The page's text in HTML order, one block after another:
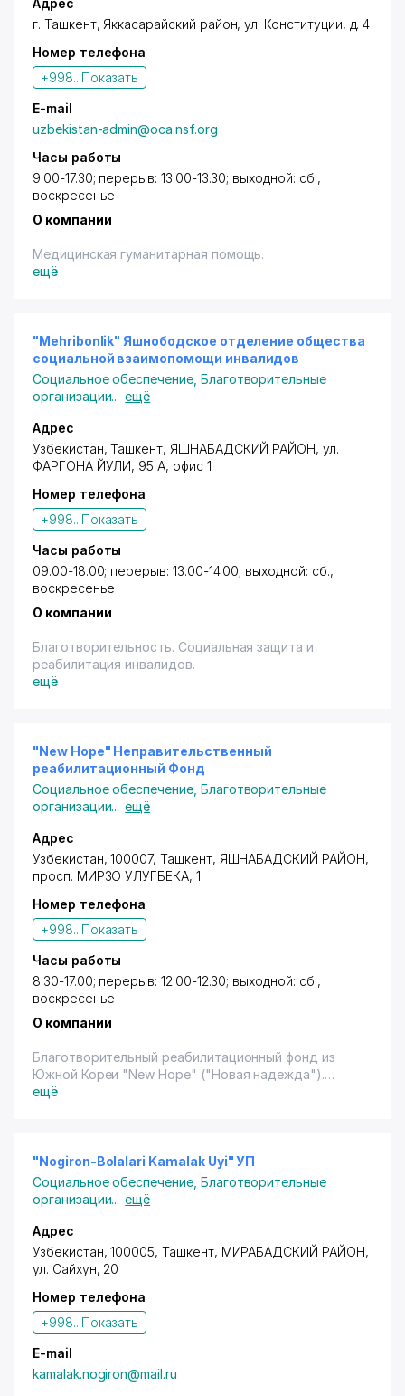
Адрес
г. Ташкент, Яккасарайский район,ул. Конституции, д. 4
Номер телефона
+998...Показать
E-mail
uzbekistan-admin@oca.nsf.org
Часы работы
9.00-17.30; перерыв: 13.00-13.30; выходной: сб.,
воскресенье
О компании
Медицинская гуманитарная помощь.
ещё
"Mehribonlik" Яшнободское отделение общества
социальной взаимопомощи инвалидов
Социальное обеспечение, Благотворительные
организации... ещё
Адрес
Узбекистан,Ташкент, ЯШНАБАДСКИЙ РАЙОН, ул.
ФАРГОНА ЙУЛИ, 95 А, офис 1
Номер телефона
+998...Показать
Часы работы
09.00-18.00; перерыв: 13.00-14.00; выходной: сб.,
воскресенье
О компании
Благотворительность. Социальная защита и
реабилитация инвалидов.
ещё
"New Hope" Неправительственный
реабилитационный Фонд
Социальное обеспечение, Благотворительные
организации... ещё
Адрес
Узбекистан, 100007, Ташкент, ЯШНАБАДСКИЙ РАЙОН,
просп. МИРЗО УЛУГБЕКА, 1
Номер телефона
+998...Показать
Часы работы
8.30-17.00; перерыв: 12.00-12.30; выходной: сб.,
воскресенье
О компании
Благотворительный реабилитационный фонд из
Южной Кореи "New Hope" ("Новая надежда").
Протезно - ортопедические изделия.
ещё
"Nogiron-Bolalari Kamalak Uyi" УП
Социальное обеспечение, Благотворительные
организации... ещё
Адрес
Узбекистан, 100005, Ташкент, МИРАБАДСКИЙ РАЙОН,
ул. Сайхун, 20
Номер телефона
+998...Показать
E-mail
kamalak.nogiron@mail.ru